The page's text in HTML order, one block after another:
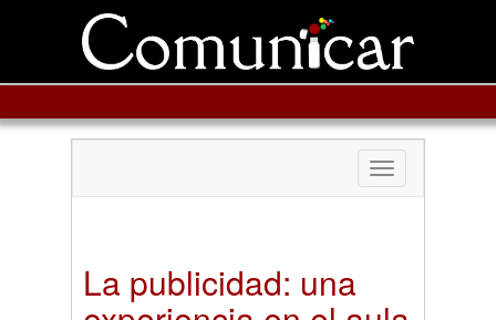
Toggle
navigation
La publicidad: una